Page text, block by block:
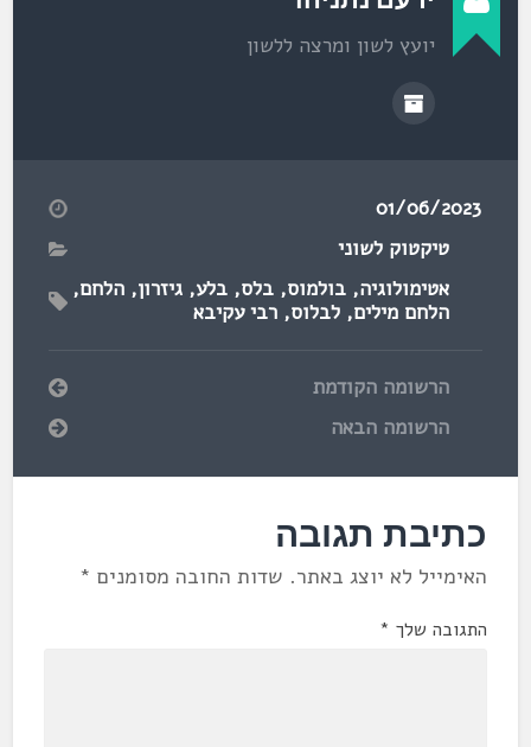
יועץ לשון ומרצה ללשון
01/06/2023
טיקטוק לשוני
אטימולוגיה,בולמוס,בלס,בלע,גיזרון,הלחם,
הלחם מילים,לבלוס,רבי עקיבא
הרשומה הקודמת
הרשומה הבאה
כתיבת תגובה
האימייל לא יוצג באתר. שדות החובה מסומנים *
התגובה שלך *